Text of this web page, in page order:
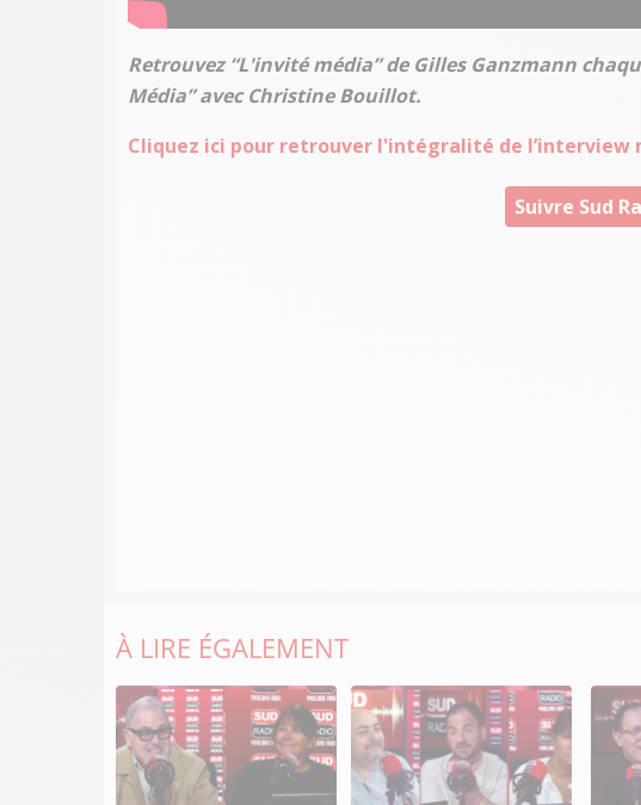
Retrouvez “L'invité média” de Gilles Ganzmann
Média” avec Christine Bouillot.
Cliquez ici pour retrouver l'intégralité de l’interview
Suivre Sud
À LIRE ÉGALEMENT